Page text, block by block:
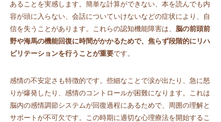
あることを実感します。簡単な計算ができない、本を読んでも内
容が頭に入らない、会話についていけないなどの症状により、自
信を失うことがあります。これらの認知機能障害は、 脳の前頭前
野や海馬の機能回復に時間がかかるためで、焦らず段階的にリハ
ビリテーションを行うことが重要です。
感情の不安定さも特徴的です。些細なことで涙が出たり、急に怒
りが爆発したり、感情のコントロールが困難になります。これは
脳内の感情調節システムが回復過程にあるためで、周囲の理解と
サポートが不可欠です。この時期に適切な心理療法を開始するこ